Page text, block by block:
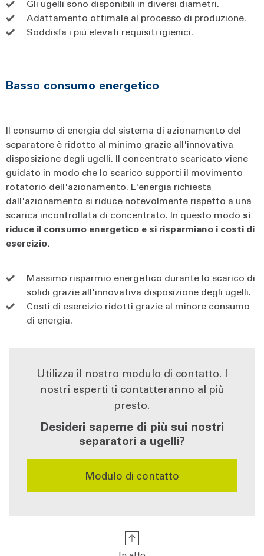
Gli ugelli sono disponibili in diversi diametri.
Adattamento ottimale al processo di produzione.
Soddisfa i più elevati requisiti igienici.
Basso consumo energetico
Il consumo di energia del sistema di azionamento del
separatore è ridotto al minimo grazie all'innovativa
disposizione degli ugelli. Il concentrato scaricato viene
guidato in modo che lo scarico supporti il movimento
rotatorio dell'azionamento. L'energia richiesta
dall'azionamento si riduce notevolmente rispetto a una
scarica incontrollata di concentrato. In questo modo si
riduce il consumo energetico e si risparmiano i costi di
esercizio.
Massimo risparmio energetico durante lo scarico di
solidi grazie all'innovativa disposizione degli ugelli.
Costi di esercizio ridotti grazie al minore consumo
di energia.
Utilizza il nostro modulo di contatto. I
nostri esperti ti contatteranno al più
presto.
Desideri saperne di più sui nostri
separatori a ugelli?
Modulo di contatto